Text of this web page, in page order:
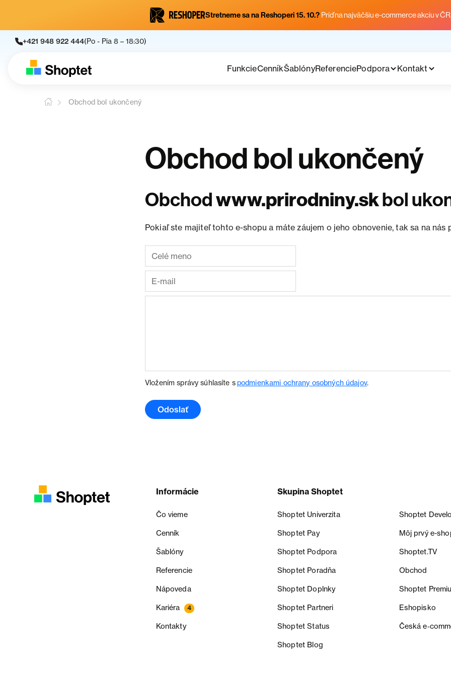
Stretneme sa na Reshoperi 15. 10.? Príď na najväčšiu e-commerce akciu v ČR.
+421 948 922 444(Po - Pia 8 – 18:30)
FunkcieCenníkŠablónyReferenciePodpora Kontakt
Obchod bol ukončený
Obchod bol ukončený
Obchodwww.prirodniny.skbol
Pokiaľ ste majiteľ tohto e-shopu a máte záujem o jeho obnovenie, tak sa na nás
Vložením správy súhlasíte spodmienkami ochrany osobných údajov.
Odoslať
Informácie
Čo vieme
Cenník
Šablóny
Referencie
Nápoveda
Kariéra 4
Kontakty
Skupina Shoptet
Shoptet Univerzita Shoptet
Shoptet Pay Môj prvý e-
Shoptet Podpora Shoptet.TV
Shoptet Poradňa Obchod
Shoptet Doplnky Shoptet
Shoptet Partneri Eshopisko
Shoptet Status Česká
Shoptet Blog